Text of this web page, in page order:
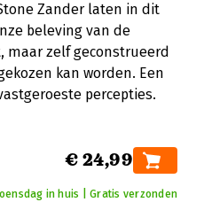
Zander laten in dit
beleving van de
maar zelf geconstrueerd
kan worden. Een
percepties.
€ 24,99
in huis | Gratis verzonden